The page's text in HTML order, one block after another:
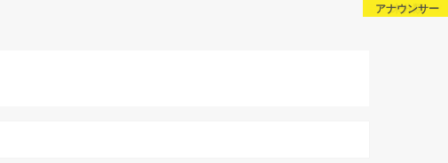
芸能・スポーツ
芸能・スポーツ
未分類
アナウンサー